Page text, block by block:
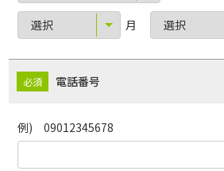
月
電話番号
例) 09012345678